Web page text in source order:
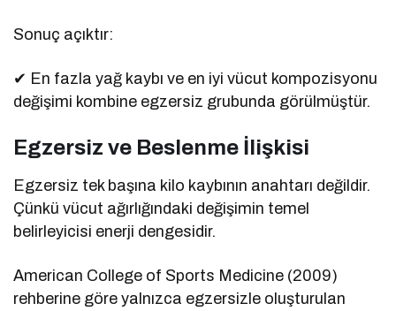
Sonuç açıktır:
✔ En fazla yağ kaybı ve en iyi vücut kompozisyonu
değişimi kombine egzersiz grubunda görülmüştür.
Egzersiz ve Beslenme İlişkisi
Egzersiz tek başına kilo kaybının anahtarı değildir.
Çünkü vücut ağırlığındaki değişimin temel
belirleyicisi enerji dengesidir.
American College of Sports Medicine (2009)
rehberine göre yalnızca egzersizle oluşturulan